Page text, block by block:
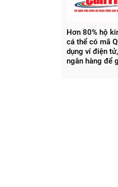
Hơn 80% hộ
cá thể có mã
dụng ví điện
ngân hàng để